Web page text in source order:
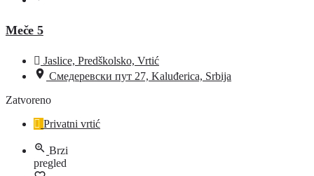
Meče 5
Jaslice, Predškolsko, Vrtić
Смедеревски пут 27, Kaluđerica, Srbija
Zatvoreno
Privatni vrtić
Brzi
pregled